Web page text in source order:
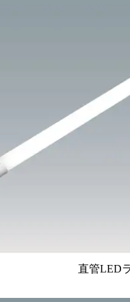
直管LED